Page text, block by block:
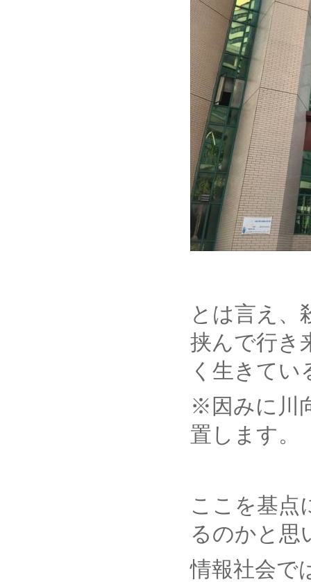
とは言え、
挟んで行き
く生きて
※因みに川
置します。
ここを基点
るのかと思
情報社会で